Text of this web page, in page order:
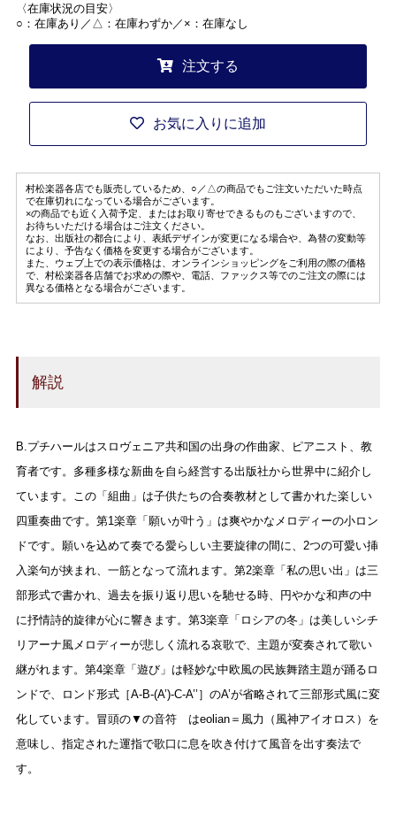
〈在庫状況の目安〉
○：在庫あり／△：在庫わずか／×：在庫なし
注文する
お気に入りに追加
村松楽器各店でも販売しているため、○／△の商品でもご注文いただいた時点
で在庫切れになっている場合がございます。
×の商品でも近く入荷予定、またはお取り寄せできるものもございますので、
お待ちいただける場合はご注文ください。
なお、出版社の都合により、表紙デザインが変更になる場合や、為替の変動等
により、予告なく価格を変更する場合がございます。
また、ウェブ上での表示価格は、オンラインショッピングをご利用の際の価格
で、村松楽器各店舗でお求めの際や、電話、ファックス等でのご注文の際には
異なる価格となる場合がございます。
解説
B.プチハールはスロヴェニア共和国の出身の作曲家、ピアニスト、教
育者です。多種多様な新曲を自ら経営する出版社から世界中に紹介し
ています。この「組曲」は子供たちの合奏教材として書かれた楽しい
四重奏曲です。第1楽章「願いが叶う」は爽やかなメロディーの小ロン
ドです。願いを込めて奏でる愛らしい主要旋律の間に、2つの可愛い挿
入楽句が挟まれ、一筋となって流れます。第2楽章「私の思い出」は三
部形式で書かれ、過去を振り返り思いを馳せる時、円やかな和声の中
に抒情詩的旋律が心に響きます。第3楽章「ロシアの冬」は美しいシチ
リアーナ風メロディーが悲しく流れる哀歌で、主題が変奏されて歌い
継がれます。第4楽章「遊び」は軽妙な中欧風の民族舞踏主題が踊るロ
ンドで、ロンド形式［A-B-(A’)-C-A’’］のA’が省略されて三部形式風に変
化しています。冒頭の▼の音符 はeolian＝風力（風神アイオロス）を
意味し、指定された運指で歌口に息を吹き付けて風音を出す奏法で
す。